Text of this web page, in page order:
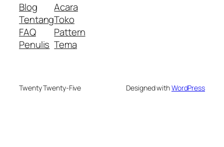
Blog
Tentang
FAQ
Penulis
Acara
Toko
Pattern
Tema
Twenty Twenty-Five Designed withWordPress